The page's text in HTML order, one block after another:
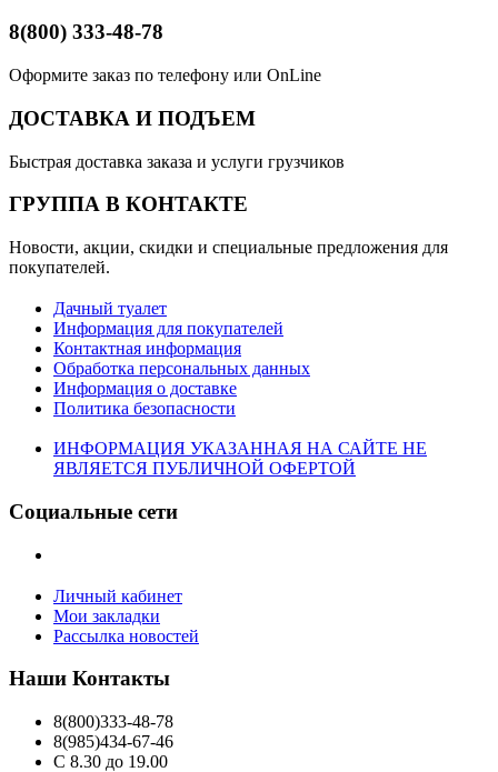
8(800) 333-48-78
Оформите заказ по телефону или OnLine
ДОСТАВКА И ПОДЪЕМ
Быстрая доставка заказа и услуги грузчиков
ГРУППА В КОНТАКТЕ
Новости, акции, скидки и специальные предложения для
покупателей.
Дачный туалет
Информация для покупателей
Контактная информация
Обработка персональных данных
Информация о доставке
Политика безопасности
ИНФОРМАЦИЯ УКАЗАННАЯ НА САЙТЕ НЕ
ЯВЛЯЕТСЯ ПУБЛИЧНОЙ ОФЕРТОЙ
Социальные сети
Личный кабинет
Мои закладки
Рассылка новостей
Наши Контакты
8(800)333-48-78
8(985)434-67-46
С 8.30 до 19.00